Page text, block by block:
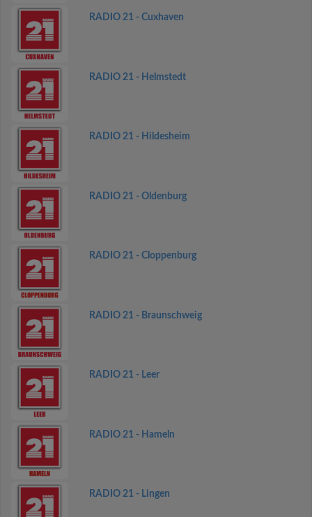
RADIO 21 - Cuxhaven
RADIO 21 - Helmstedt
RADIO 21 - Hildesheim
RADIO 21 - Oldenburg
RADIO 21 - Cloppenburg
RADIO 21 - Braunschweig
RADIO 21 - Leer
RADIO 21 - Hameln
RADIO 21 - Lingen